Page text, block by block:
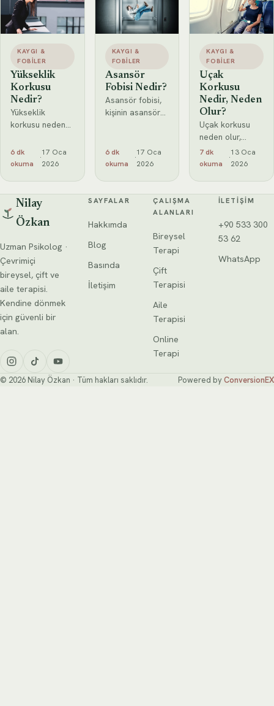
KAYGI &
FOBILER
Yükseklik
Korkusu
Nedir?
Yükseklik
korkusu neden
nelerdir ve nasıl
yenilir?
problemi
yaşayanlar için
detaylı ve
6 dk
okuma
·
17 Oca
2026
KAYGI &
FOBILER
Asansör
Fobisi Nedir?
Asansör fobisi,
kişinin asansöre
yoğun korku,
kaygı ve
yaşamasıyla
özgül bir fobidir.
Günlük yaşamda
sık
6 dk
okuma
·
17 Oca
2026
KAYGI &
FOBILER
Uçak
Korkusu
Nedir, Neden
Olur?
Uçak korkusu
neden olur,
belirtileri
nelerdir ve uçak
kaygısını
yardımcı etkili
psikolojik
keşfedin.
7 dk
okuma
·
13 Oca
2026
Nilay
Özkan
Uzman Psikolog ·
Çevrimiçi
bireysel, çift ve
aile terapisi.
Kendine dönmek
için güvenli bir
alan.
SAYFALAR
Hakkımda
Blog
Basında
İletişim
ÇALIŞMA
ALANLARI
Bireysel
Terapi
Çift
Terapisi
Aile
Terapisi
Online
Terapi
İLETIŞIM
+90 533 300
53 62
WhatsApp
© 2026 Nilay Özkan · Tüm hakları saklıdır. Powered byConversionEX